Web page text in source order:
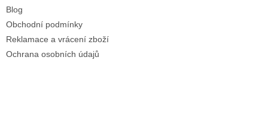
Blog
Obchodní podmínky
Reklamace a vrácení zboží
Ochrana osobních údajů